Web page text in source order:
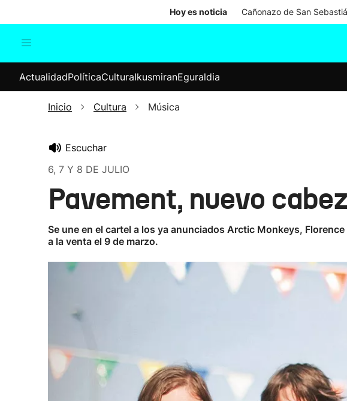
Hoy es noticia Cañonazo de San
Internacional
Elecciones
ActualidadPolíticaCulturaIkusmiranEguraldia
Inicio Cultura Música
Escuchar
6, 7 Y 8 DE JULIO
Pavement, nuevo
Se une en el cartel a los ya anunciados Arctic Monkeys,
a la venta el 9 de marzo.